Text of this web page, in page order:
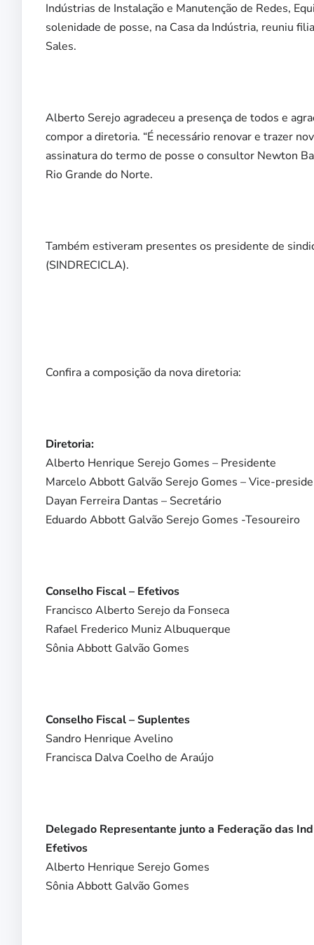
Indústrias de Instalação e Manutenção de Redes,
solenidade de posse, na Casa da Indústria, reuniu
Sales.
Alberto Serejo agradeceu a presença de todos e
compor a diretoria. “É necessário renovar e trazer
assinatura do termo de posse o consultor Newton
Rio Grande do Norte.
Também estiveram presentes os presidente de
(SINDRECICLA).
Confira a composição da nova diretoria:
Diretoria:
Alberto Henrique Serejo Gomes – Presidente
Marcelo Abbott Galvão Serejo Gomes – Vice-
Dayan Ferreira Dantas – Secretário
Eduardo Abbott Galvão Serejo Gomes -Tesoureiro
Conselho Fiscal – Efetivos
Francisco Alberto Serejo da Fonseca
Rafael Frederico Muniz Albuquerque
Sônia Abbott Galvão Gomes
Conselho Fiscal – Suplentes
Sandro Henrique Avelino
Francisca Dalva Coelho de Araújo
Delegado Representante junto a Federação das
Efetivos
Alberto Henrique Serejo Gomes
Sônia Abbott Galvão Gomes